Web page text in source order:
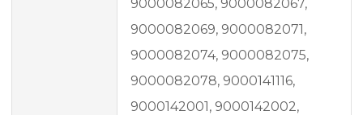
9000082065, 9000082067,
9000082069, 9000082071,
9000082074, 9000082075,
9000082078, 9000141116,
9000142001, 9000142002,